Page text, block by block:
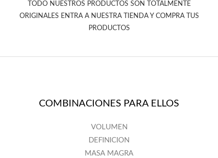
TODO NUESTROS PRODUCTOS SON TOTALMENTE
ORIGINALES ENTRA A NUESTRA TIENDA Y COMPRA TUS
PRODUCTOS
COMBINACIONES PARA ELLOS
VOLUMEN
DEFINICION
MASA MAGRA